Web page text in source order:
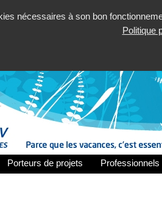
nécessaires à son bon
Politique
Porteurs de projets